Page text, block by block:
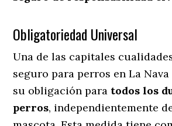
Obligatoriedad Universal
Una de las capitales
seguro para perros en La
su obligación para todos los
perros, independientemente